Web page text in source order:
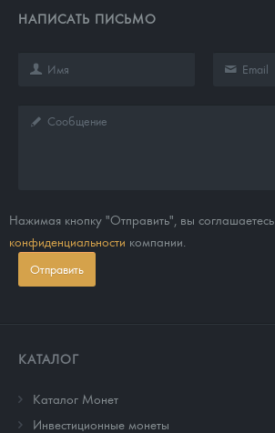
НАПИСАТЬ ПИСЬМО
Нажимая кнопку "Отправить", вы соглашаетесь
конфиденциальности компании.
Отправить
КАТАЛОГ
Каталог Монет
Инвестиционные монеты